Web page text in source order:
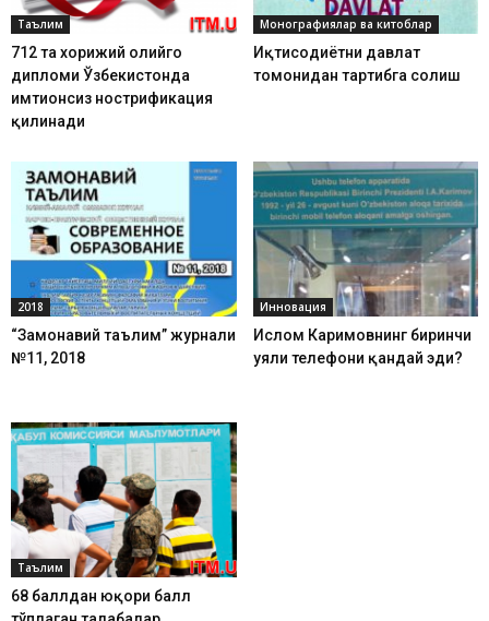
Таълим
712 та хорижий олийгоҳ
дипломи Ўзбекистонда
имтиҳонсиз нострификация
қилинади
Монографиялар ва китоблар
Иқтисодиётни давлат
томонидан тартибга солиш
2018
“Замонавий таълим” журнали
№11, 2018
Инновация
Ислом Каримовнинг биринчи
уяли телефони қандай эди?
Таълим
68 баллдан юқори балл